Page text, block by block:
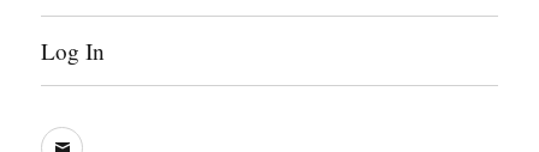
Log In
sooddram@gmail.com